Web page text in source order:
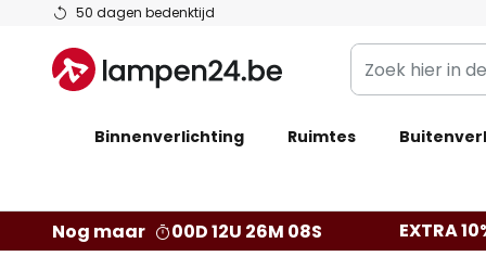
50 dagen bedenktijd
Ga
de
inhoud
Zoek
hier
de
Binnenverlichting Ruimtes
Nog maar 00D 12U 26M 07S EXTRA